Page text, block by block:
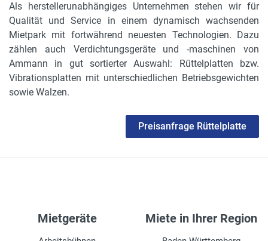
Als herstellerunabhängiges Unternehmen stehen wir für
Qualität und Service in einem dynamisch wachsenden
Mietpark mit fortwährend neuesten Technologien. Dazu
zählen auch Verdichtungsgeräte und -maschinen von
Ammann in gut sortierter Auswahl: Rüttelplatten bzw.
Vibrationsplatten mit unterschiedlichen Betriebsgewichten
sowie Walzen.
Preisanfrage Rüttelplatte
Mietgeräte Miete in Ihrer Region